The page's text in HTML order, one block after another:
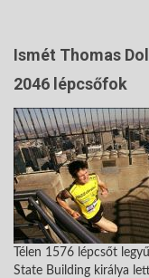
Ismét Thomas
2046 lépcsőfok
Télen 1576 lépcsőt
State Building királya